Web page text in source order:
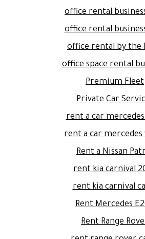
office rental
office rental
office rental by the
office space rental
Premium Fleet
Private Car
rent a car mercedes
rent a car mercedes
Rent a Nissan
rent kia carnival
rent kia carnival
Rent Mercedes
Rent Range